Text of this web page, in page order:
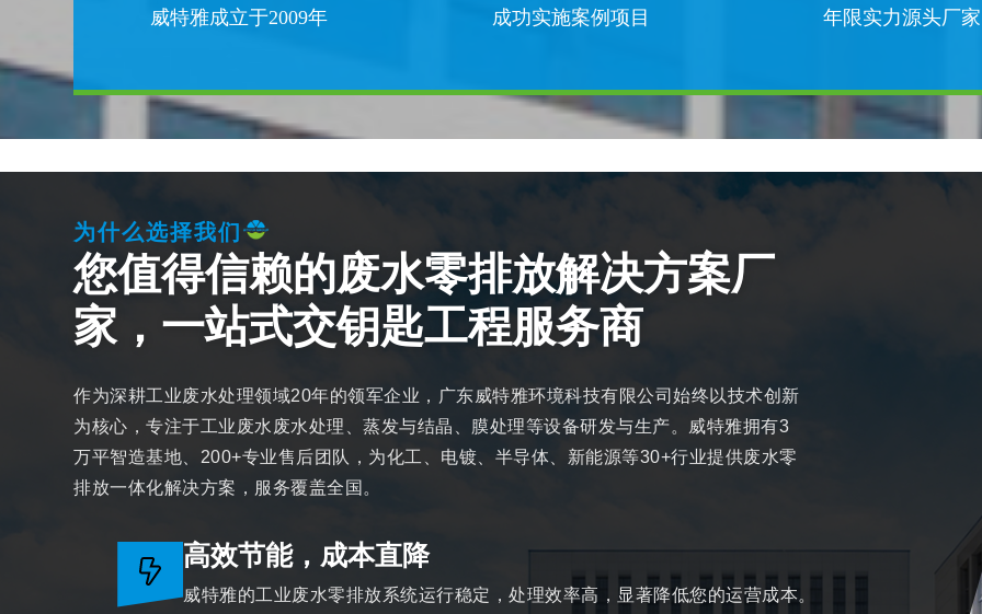
威特雅成立于2009年 成功实施案例项目 年限实力源头厂家
为什么选择我们
您值得信赖的废水零排放解决方案厂
家，一站式交钥匙工程服务商
作为深耕工业废水处理领域20年的领军企业，广东威特雅环境科技有限公司始终以技术创新
为核心，专注于工业废水废水处理、蒸发与结晶、膜处理等设备研发与生产。威特雅拥有3
万平智造基地、200+专业售后团队，为化工、电镀、半导体、新能源等30+行业提供废水零
排放一体化解决方案，服务覆盖全国。
高效节能，成本直降
威特雅的工业废水零排放系统运行稳定，处理效率高，显著降低您的运营成本。